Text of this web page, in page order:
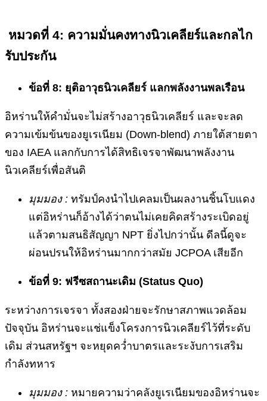
หมวดที่ 4: ความมั่นคงทางนิวเคลียร์และกลไก
รับประกัน
ข้อที่ 8: ยุติอาวุธนิวเคลียร์ แลกพลังงานพลเรือน
อิหร่านให้คำมั่นจะไม่สร้างอาวุธนิวเคลียร์ และจะลด
ความเข้มข้นของยูเรเนียม (Down-blend) ภายใต้สายตา
ของ IAEA แลกกับการได้สิทธิเจรจาพัฒนาพลังงาน
นิวเคลียร์เพื่อสันติ
มุมมอง : ทรัมป์คงนำไปเคลมเป็นผลงานชิ้นโบแดง
แต่อิหร่านก็อ้างได้ว่าตนไม่เคยคิดสร้างระเบิดอยู่
แล้วตามสนธิสัญญา NPT ยิ่งไปกว่านั้น ดีลนี้ดูจะ
ผ่อนปรนให้อิหร่านมากกว่าสมัย JCPOA เสียอีก
ข้อที่ 9: ฟรีซสถานะเดิม (Status Quo)
ระหว่างการเจรจา ทั้งสองฝ่ายจะรักษาสภาพแวดล้อม
ปัจจุบัน อิหร่านจะแช่แข็งโครงการนิวเคลียร์ไว้ที่ระดับ
เดิม ส่วนสหรัฐฯ จะหยุดคว่ำบาตรและระงับการเสริม
กำลังทหาร
มุมมอง : หมายความว่าคลังยูเรเนียมของอิหร่านจะ